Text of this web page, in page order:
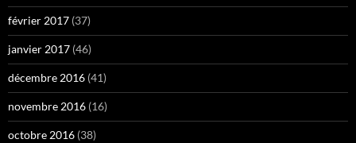
février 2017 (37)
janvier 2017 (46)
décembre 2016 (41)
novembre 2016 (16)
octobre 2016 (38)